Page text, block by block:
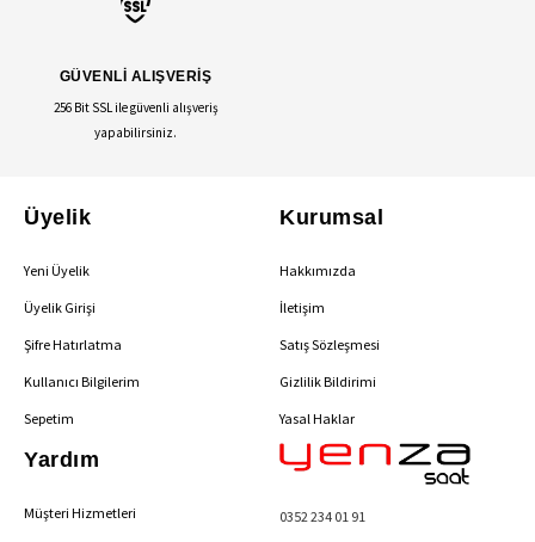
GÜVENLİ ALIŞVERİŞ
256 Bit SSL ile güvenli alışveriş
yapabilirsiniz.
Üyelik
Yeni Üyelik
Üyelik Girişi
Şifre Hatırlatma
Kullanıcı Bilgilerim
Sepetim
Kurumsal
Hakkımızda
İletişim
Satış Sözleşmesi
Gizlilik Bildirimi
Yasal Haklar
Yardım
Müşteri Hizmetleri 0352 234 01 91